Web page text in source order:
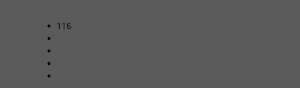
116